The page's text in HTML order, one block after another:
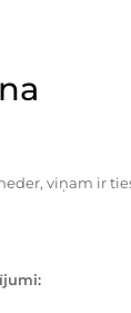
viņam ir